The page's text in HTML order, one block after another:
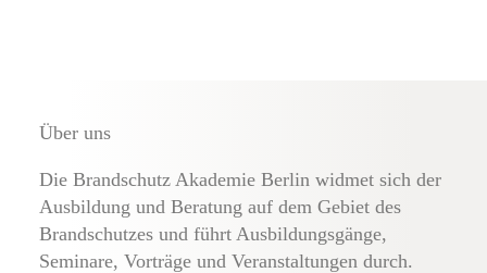
Über uns
Die Brandschutz Akademie Berlin widmet sich der
Ausbildung und Beratung auf dem Gebiet des
Brandschutzes und führt Ausbildungsgänge,
Seminare, Vorträge und Veranstaltungen durch.